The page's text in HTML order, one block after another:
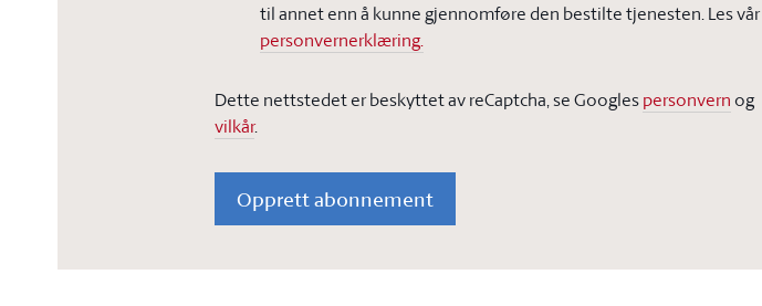
til annet enn å kunne gjennomføre den bestilte tjenesten. Les vår
personvernerklæring.
Dette nettstedet er beskyttet av reCaptcha, se Googlespersonvern og
vilkår.
Opprett abonnement